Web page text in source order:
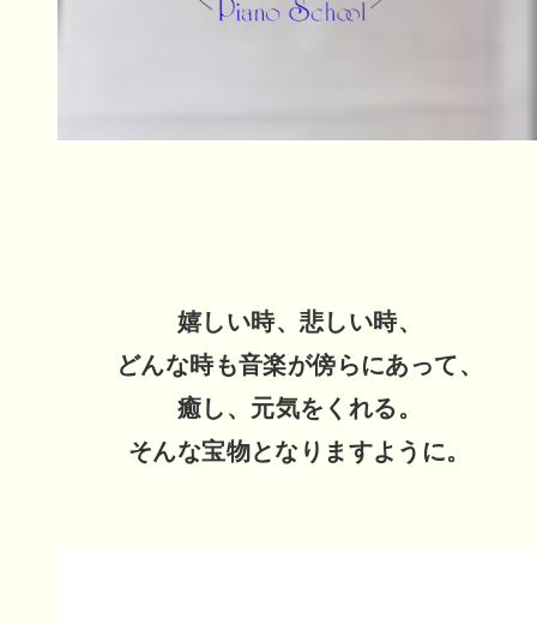
嬉しい時、悲しい時、
どんな時も音楽が傍らにあって、
癒し、元気をくれる。
そんな宝物となりますように。